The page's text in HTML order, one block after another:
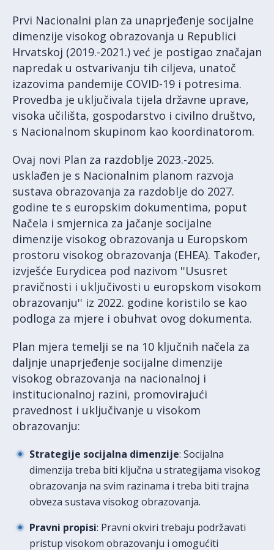
Prvi Nacionalni plan za unaprjeđenje socijalne
dimenzije visokog obrazovanja u Republici
Hrvatskoj (2019.-2021.) već je postigao značajan
napredak u ostvarivanju tih ciljeva, unatoč
izazovima pandemije COVID-19 i potresima.
Provedba je uključivala tijela državne uprave,
visoka učilišta, gospodarstvo i civilno društvo,
s Nacionalnom skupinom kao koordinatorom.
Ovaj novi Plan za razdoblje 2023.-2025.
usklađen je s Nacionalnim planom razvoja
sustava obrazovanja za razdoblje do 2027.
godine te s europskim dokumentima, poput
Načela i smjernica za jačanje socijalne
dimenzije visokog obrazovanja u Europskom
prostoru visokog obrazovanja (EHEA). Također,
izvješće Eurydicea pod nazivom ''Ususret
pravičnosti i uključivosti u europskom visokom
obrazovanju'' iz 2022. godine koristilo se kao
podloga za mjere i obuhvat ovog dokumenta.
Plan mjera temelji se na 10 ključnih načela za
daljnje unaprjeđenje socijalne dimenzije
visokog obrazovanja na nacionalnoj i
institucionalnoj razini, promovirajući
pravednost i uključivanje u visokom
obrazovanju:
Strategije socijalna dimenzije: Socijalna
dimenzija treba biti ključna u strategijama visokog
obrazovanja na svim razinama i treba biti trajna
obveza sustava visokog obrazovanja.
Pravni propisi: Pravni okviri trebaju podržavati
pristup visokom obrazovanju i omogućiti